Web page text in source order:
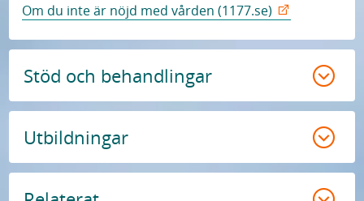
Om du inte är nöjd med vården (1177.se)
Stöd och behandlingar
Utbildningar